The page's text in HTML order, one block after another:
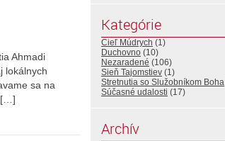
Ahmadi
lokálnych
sa na
[…]
Kategórie
Cieľ Múdrych (1)
Duchovno (10)
Nezaradené (106)
Sieň Tajomstiev (1)
Stretnutia so Služobníkom Boha
Súčasné udalosti (17)
Archív